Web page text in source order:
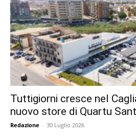
Tuttigiorni cresce nel
nuovo store di Quartu
Redazione - 30 Luglio 2026